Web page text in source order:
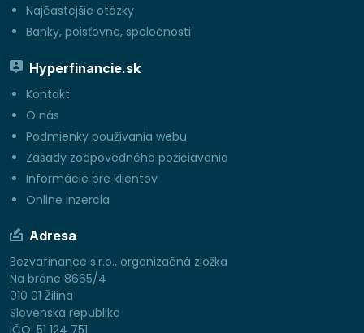
Najčastejšie otázky
Banky, poisťovne, spoločnosti
Hyperfinancie.sk
Kontakt
O nás
Podmienky používania webu
Zásady zodpovedného požičiavania
Informácie pre klientov
Online inzercia
Adresa
Bezvafinance s.r.o., organizačná zložka
Na bráne 8665/4
010 01 Žilina
Slovenská republika
IČO: 51 124 751